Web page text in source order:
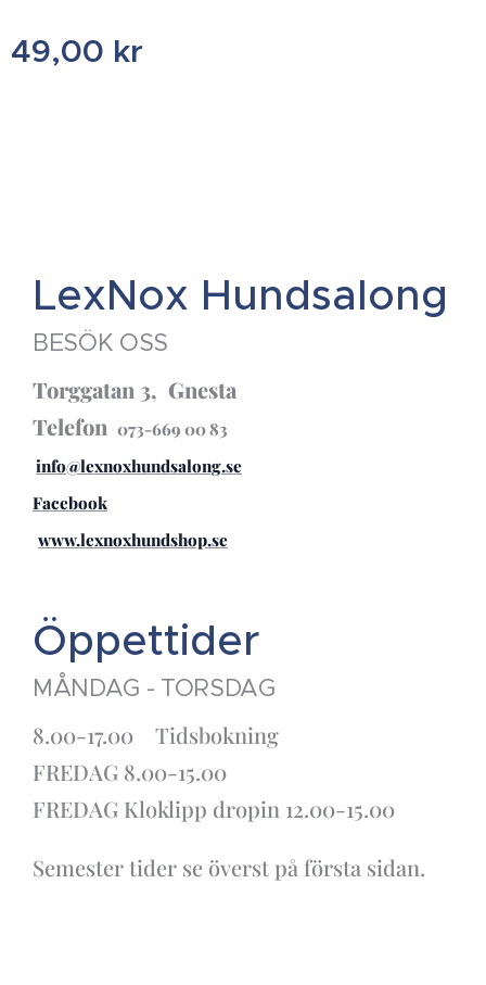
49,00 kr
LexNox Hundsalong
BESÖK OSS
Torggatan 3, Gnesta
Telefon 073-669 00 83
info@lexnoxhundsalong.se
Facebook
www.lexnoxhundshop.se
Öppettider
MÅNDAG - TORSDAG
8.00-17.00 Tidsbokning
FREDAG 8.00-15.00
FREDAG Kloklipp dropin 12.00-15.00
Semester tider se överst på första sidan.